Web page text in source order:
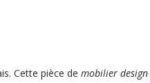
Cette pièce de mobilier design